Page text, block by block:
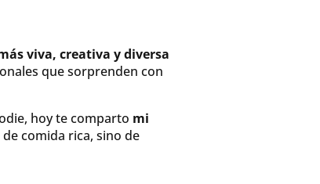
viva, creativa y diversa
que sorprenden con
hoy te comparto mi
comida rica, sino de